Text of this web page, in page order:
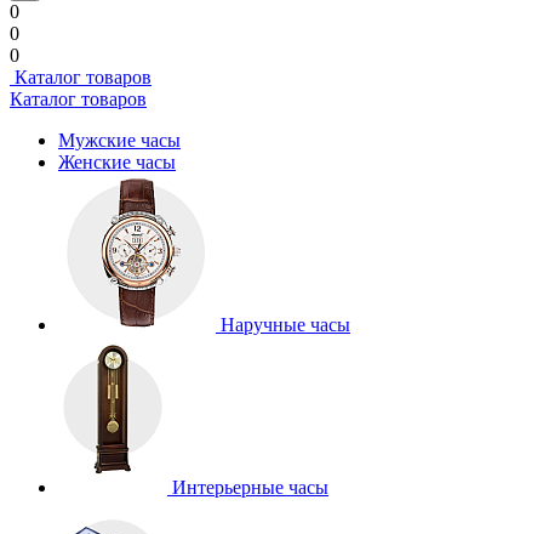
0
0
0
Каталог товаров
Каталог товаров
Мужские часы
Женские часы
Наручные часы
Интерьерные часы